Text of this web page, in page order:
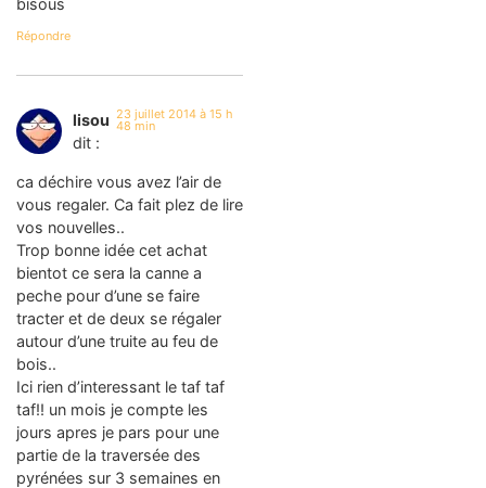
bisous
Répondre
lisou
dit :
23 juillet 2014 à 15 h
48 min
ca déchire vous avez l’air de
vous regaler. Ca fait plez de lire
vos nouvelles..
Trop bonne idée cet achat
bientot ce sera la canne a
peche pour d’une se faire
tracter et de deux se régaler
autour d’une truite au feu de
bois..
Ici rien d’interessant le taf taf
taf!! un mois je compte les
jours apres je pars pour une
partie de la traversée des
pyrénées sur 3 semaines en